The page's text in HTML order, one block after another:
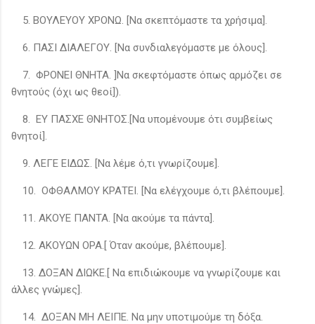
5. ΒΟΥΛΕΥΟΥ ΧΡΟΝΩ. [Να σκεπτόμαστε τα χρήσιμα].
6. ΠΑΣΙ ΔΙΑΛΕΓΟΥ. [Να συνδιαλεγόμαστε με όλους].
7. ΦΡΟΝΕΙ ΘΝΗΤΑ. ]Να σκεφτόμαστε όπως αρμόζει σε
θνητούς (όχι ως θεοί]).
8. ΕΥ ΠΑΣΧΕ ΘΝΗΤΟΣ.[Να υπομένουμε ότι συμβείως
θνητοί].
9. ΛΕΓΕ ΕΙΔΩΣ. [Να λέμε ό,τι γνωρίζουμε].
10. ΟΦΘΑΛΜΟΥ ΚΡΑΤΕΙ. [Να ελέγχουμε ό,τι βλέπουμε].
11. ΑΚΟΥΕ ΠΑΝΤΑ. [Να ακούμε τα πάντα].
12. ΑΚΟΥΩΝ ΟΡΑ.[ Όταν ακούμε, βλέπουμε].
13. ΔΟΞΑΝ ΔΙΩΚΕ.[ Να επιδιώκουμε να γνωρίζουμε και
άλλες γνώμες].
14. ΔΟΞΑΝ ΜΗ ΛΕΙΠΕ. Να μην υποτιμούμε τη δόξα.